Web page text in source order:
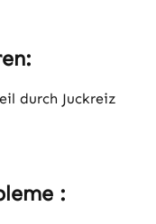
durch Juckreiz
: